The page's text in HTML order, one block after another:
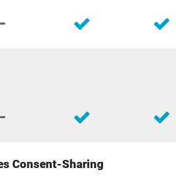
Consent-Sharing